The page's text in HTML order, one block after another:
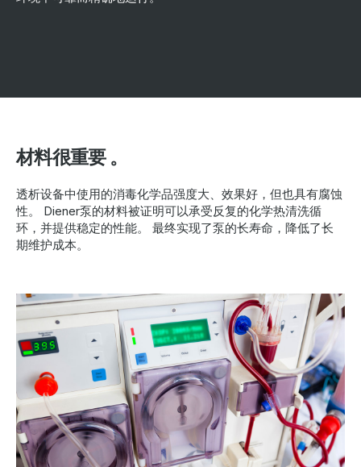
材料很重要 。
透析设备中使用的消毒化学品强度大、效果好，但也具有腐蚀
性。 Diener泵的材料被证明可以承受反复的化学热清洗循
环，并提供稳定的性能。 最终实现了泵的长寿命，降低了长
期维护成本。